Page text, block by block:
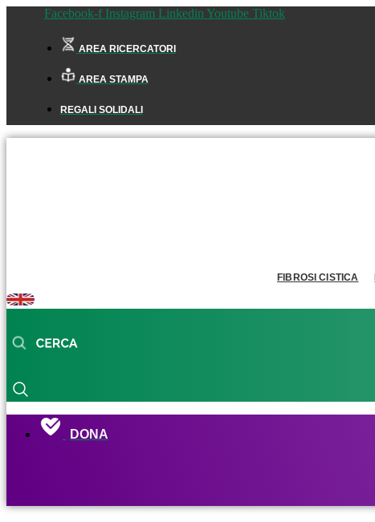
Facebook-f Instagram Linkedin Youtube Tiktok
AREA RICERCATORI
AREA STAMPA
REGALI SOLIDALI
FIBROSI CISTICA
DONA